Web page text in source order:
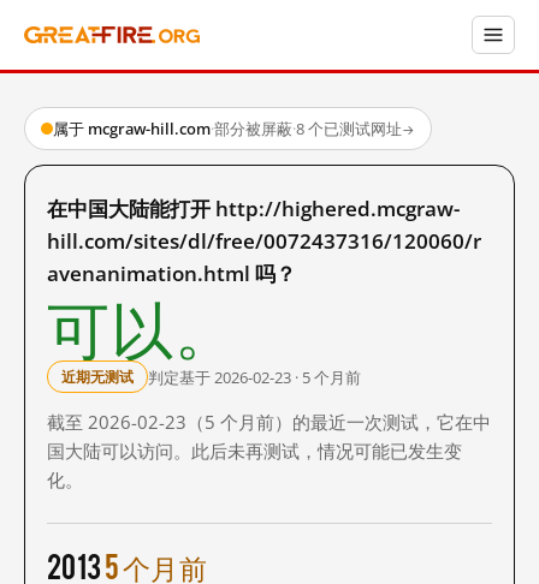
属于 mcgraw-hill.com·部分被屏蔽·8 个已测试网址→
在中国大陆能打开 http://highered.mcgraw-
hill.com/sites/dl/free/0072437316/120060/r
avenanimation.html 吗？
可以。
近期无测试 判定基于 2026-02-23 · 5 个月前
截至 2026-02-23（5 个月前）的最近一次测试，它在中
国大陆可以访问。此后未再测试，情况可能已发生变
化。
20135 个月前